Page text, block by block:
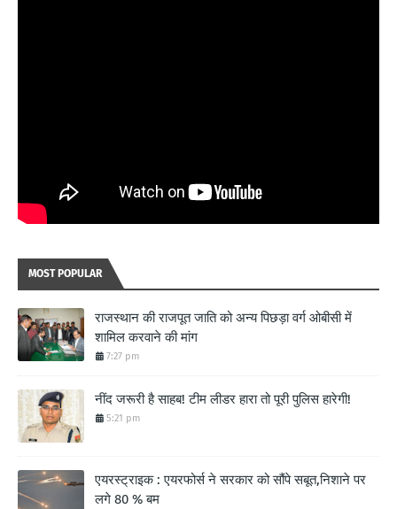
MOST POPULAR
राजस्थान की राजपूत जाति को अन्य पिछड़ा वर्ग ओबीसी में
शामिल करवाने की मांग
7:27 pm
नींद जरूरी है साहब! टीम लीडर हारा तो पूरी पुलिस हारेगी!
5:21 pm
एयरस्ट्राइक : एयरफोर्स ने सरकार को सौंपे सबूत,निशाने पर
लगे 80 % बम